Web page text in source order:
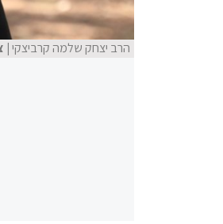
הרב יצחק שלמה קרביצקי|